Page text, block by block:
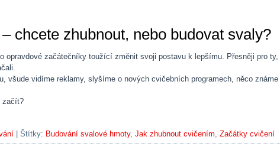
chcete zhubnout, nebo budovat svaly?
opravdové začátečníky toužící změnit svoji postavu k lepšímu. Přesněji pro ty,
všude vidíme reklamy, slyšíme o nových cvičebních programech, něco známe
začít?
Štítky: Budování svalové hmoty, Jak zhubnout cvičením, Začátky cvičení